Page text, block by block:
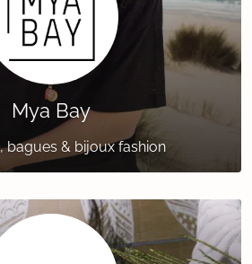
Mya Bay
bagues & bijoux fashion